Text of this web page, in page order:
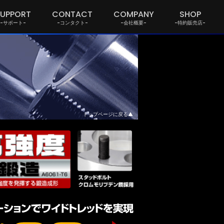
-サポート-
CONTACT
-コンタクト-
COMPANY
-会社概要-
SHOP
-特約販売店-
トップページに戻る▲